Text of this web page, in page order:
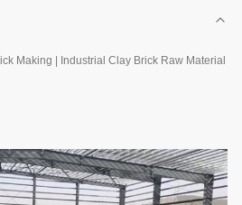
Making | Industrial Clay Brick Raw Material